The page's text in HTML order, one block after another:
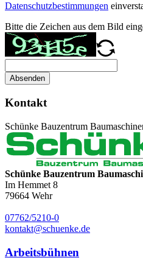
Datenschutzbestimmungen
Bitte die Zeichen aus dem Bild
Absenden
Kontakt
Schünke Bauzentrum
Schünke Bauzentrum
Im Hemmet 8
79664 Wehr
07762/5210-0
kontakt@schuenke.de
Arbeitsbühnen